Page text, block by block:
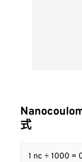
式
1 nc ÷ 1000 =